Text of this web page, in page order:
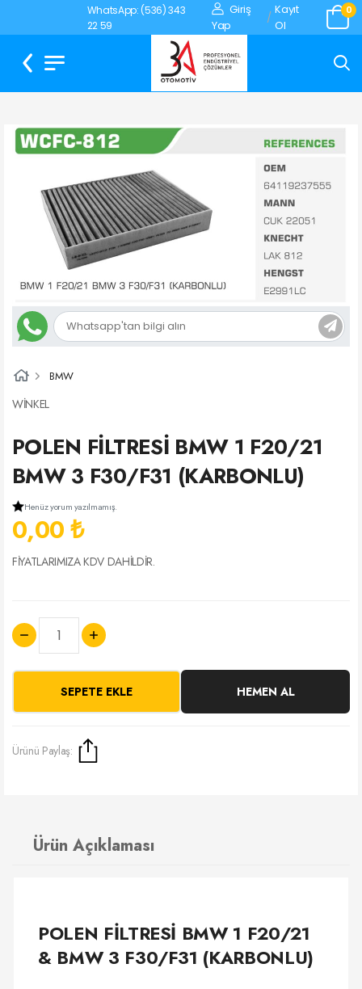
WhatsApp: (536) 343
22 59
Giriş
Yap
/
Kayıt
Ol
0
BMW
WİNKEL
POLEN FİLTRESİ BMW 1 F20/21
BMW 3 F30/F31 (KARBONLU)
Henüz yorum yazılmamış.
0,00 ₺
FİYATLARIMIZA KDV DAHİLDİR.
SEPETE EKLE HEMEN AL
Ürünü Paylaş:
Ürün Açıklaması
POLEN FİLTRESİ BMW 1 F20/21
& BMW 3 F30/F31 (KARBONLU)